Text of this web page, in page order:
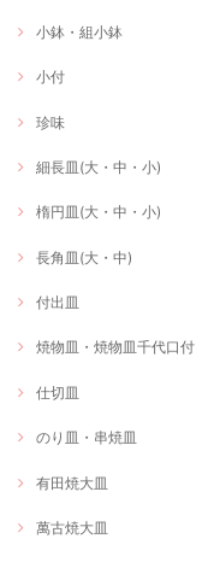
小鉢・組小鉢
小付
珍味
細長皿(大・中・小)
楕円皿(大・中・小)
長角皿(大・中)
付出皿
焼物皿・焼物皿千代口付
仕切皿
のり皿・串焼皿
有田焼大皿
萬古焼大皿